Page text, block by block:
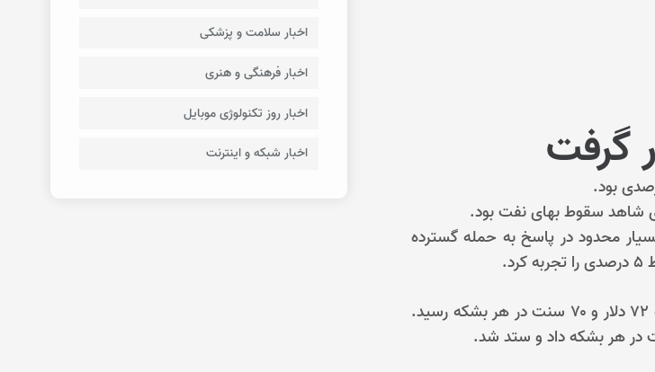
گرفت
شاهد سقوط بهای نفت بود.
محدود در پاسخ به حمله گسترده
بهای نفت برنت دریای شمال تحت تأثیر این امر شاهد سقوط ۴.۵ درصدی بود و به ۷۲ دلار و ۷۰ سنت در هر بشکه رسید.
اخبار سلامت و پزشکی
اخبار فرهنگی و هنری
اخبار روز تکنولوژی موبایل
اخبار شبکه و اینترنت